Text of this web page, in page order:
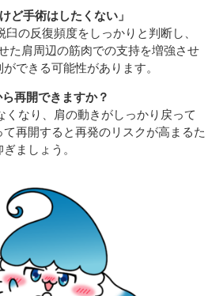
ど手術はしたくない」
の反復頻度をしっかりと判断し、
た肩周辺の筋肉での支持を増強させ
できる可能性があります。
再開できますか？
くなり、肩の動きがしっかり戻って
再開すると再発のリスクが高まるた
ましょう。